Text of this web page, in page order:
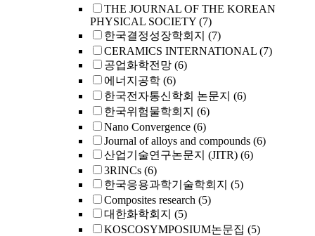
THE JOURNAL OF THE KOREAN
PHYSICAL SOCIETY (7)
한국결정성장학회지 (7)
CERAMICS INTERNATIONAL (7)
공업화학전망 (6)
에너지공학 (6)
한국전자통신학회 논문지 (6)
한국위험물학회지 (6)
Nano Convergence (6)
Journal of alloys and compounds (6)
산업기술연구논문지 (JITR) (6)
3RINCs (6)
한국응용과학기술학회지 (5)
Composites research (5)
대한화학회지 (5)
KOSCOSYMPOSIUM논문집 (5)